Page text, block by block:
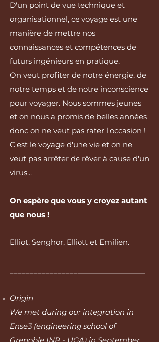
D'un point de vue technique et
organisationnel, ce voyage est une
manière de mettre nos
connaissances et compétences de
futurs ingénieurs en pratique.
On veut profiter de notre énergie, de
notre temps et de notre inconscience
pour voyager. Nous sommes jeunes
et on nous a promis de belles années
donc on ne veut pas rater l'occasion !
C'est le voyage d'une vie et on ne
veut pas arrêter de rêver à cause d'un
virus...
On espère que vous y croyez autant
que nous !​
Elliot, Senghor, Elliott et Emilien.
Origin
We met during our integration in
Ense3 (engineering school of
Grenoble INP - UGA) in September